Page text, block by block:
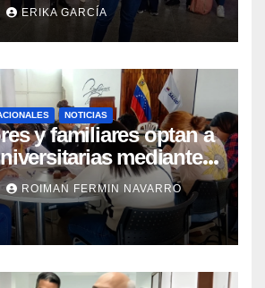
ERIKA GARCÍA
NOTICIAS
y familiares optan a
mediante
MinSalud y la
ROIMAN FERMIN NAVARRO